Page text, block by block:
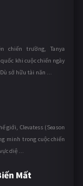
chiến trường, Tanya
khi cuộc chiến ngày
sở hữu tài năn ...
giới, Clevatess (Season
minh trong cuộc chiến
diệ ...
Mất